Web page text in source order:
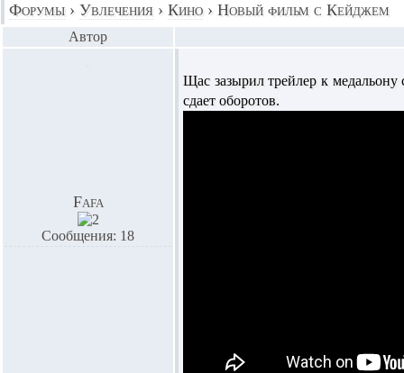
Форумы › Увлечения › Кино › Новый фильм с Кейджем
Автор
Fafa
Сообщения: 18
Щас зазырил трейлер к
сдает оборотов.